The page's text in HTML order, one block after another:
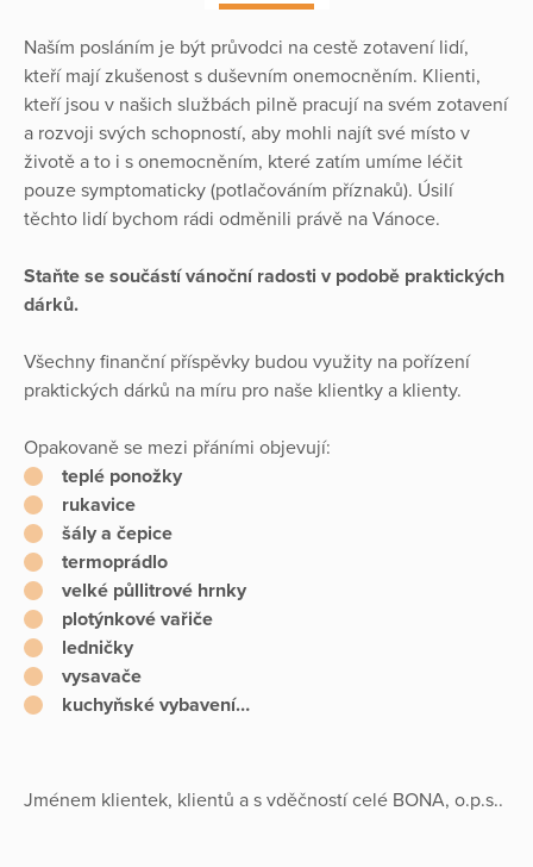
Naším posláním je být průvodci na cestě zotavení lidí,
kteří mají zkušenost s duševním onemocněním. Klienti,
kteří jsou v našich službách pilně pracují na svém zotavení
a rozvoji svých schopností, aby mohli najít své místo v
životě a to i s onemocněním, které zatím umíme léčit
pouze symptomaticky (potlačováním příznaků). Úsilí
těchto lidí bychom rádi odměnili právě na Vánoce.
Staňte se součástí vánoční radosti v podobě praktických
dárků.
Všechny finanční příspěvky budou využity na pořízení
praktických dárků na míru pro naše klientky a klienty.
Opakovaně se mezi přáními objevují:
teplé ponožky
rukavice
šály a čepice
termoprádlo
velké půllitrové hrnky
plotýnkové vařiče
ledničky
vysavače
kuchyňské vybavení…
Jménem klientek, klientů a s vděčností celé BONA, o.p.s..